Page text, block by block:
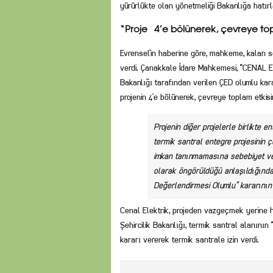
yürürlükte olan yönetmeliği Bakanlığa
“Proje 4’e bölünerek, çevreye
Evrensel’in haberine göre, mahkeme, kalan
verdi. Çanakkale İdare Mahkemesi,
Bakanlığı tarafından verilen ÇED olumlu
projenin 4’e bölünerek, çevreye toplam
Projenin diğer projelerle birlikte
termik santral entegre projesinin
imkan tanınmamasına sebebiyet
olarak öngörüldüğü
Değerlendirmesi Olumlu”
Cenal Elektrik, projeden vazgeçmek yerine
Şehircilik Bakanlığı, termik santral alanının
kararı vererek termik santrale izin verdi.